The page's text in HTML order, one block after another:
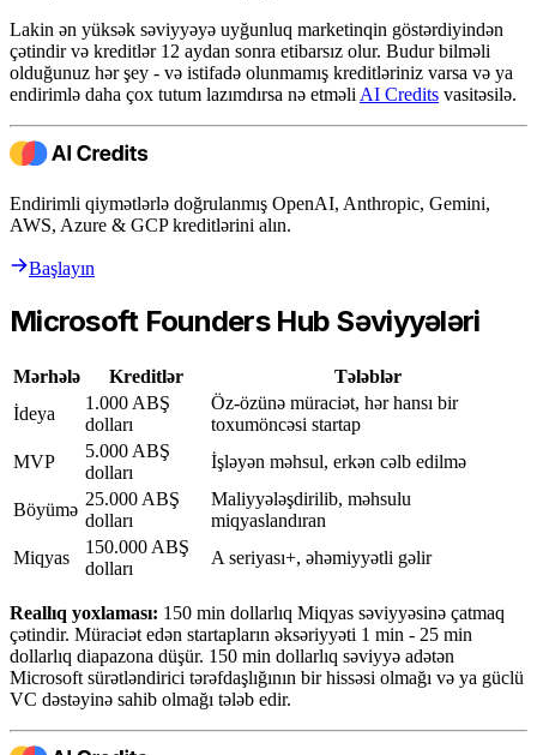
Lakin ən yüksək səviyyəyə uyğunluq marketinqin göstərdiyindən
çətindir və kreditlər 12 aydan sonra etibarsız olur. Budur bilməli
olduğunuz hər şey - və istifadə olunmamış kreditləriniz varsa və ya
endirimlə daha çox tutum lazımdırsa nə etməli AI Credits vasitəsilə.
Endirimli qiymətlərlə doğrulanmış OpenAI, Anthropic, Gemini,
AWS, Azure & GCP kreditlərini alın.
Başlayın
Microsoft Founders Hub Səviyyələri
Mərhələ Kreditlər
Tələblər
İdeya
1.000 ABŞ
dolları
Öz-özünə müraciət, hər hansı bir
toxumöncəsi startap
MVP
5.000 ABŞ
dolları
İşləyən məhsul, erkən cəlb edilmə
Böyümə
25.000 ABŞ
dolları
Maliyyələşdirilib, məhsulu
miqyaslandıran
Miqyas
150.000 ABŞ
dolları
A seriyası+, əhəmiyyətli gəlir
Reallıq yoxlaması: 150 min dollarlıq Miqyas səviyyəsinə çatmaq
çətindir. Müraciət edən startapların əksəriyyəti 1 min - 25 min
dollarlıq diapazona düşür. 150 min dollarlıq səviyyə adətən
Microsoft sürətləndirici tərəfdaşlığının bir hissəsi olmağı və ya güclü
VC dəstəyinə sahib olmağı tələb edir.